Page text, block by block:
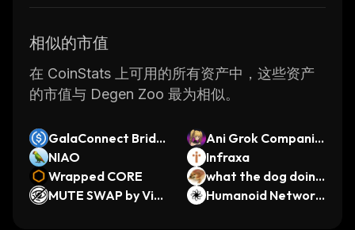
Zoo offers competitive fees compared to
Overall, Degen Zoo is an excellent choice for
those looking to buy or sell digital assets
securely and conveniently. With its wide
no wonder why so many people choose this
platform when it comes to their
cryptocurrency trading needs.
相似的市值
在 CoinStats 上可用的所有资产中，这些资产
的市值与 Degen Zoo 最为相似。
GalaConnect Bridg
ed USDC (GalaChai
n)
Ani Grok Companio
n
NIAO
Infraxa
Wrapped CORE
what the dog doin
g?
MUTE SWAP by Virt
Humanoid Network